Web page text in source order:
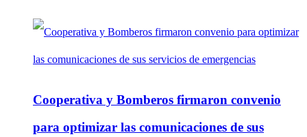
Cooperativa y Bomberos firmaron convenio
para optimizar las comunicaciones de sus